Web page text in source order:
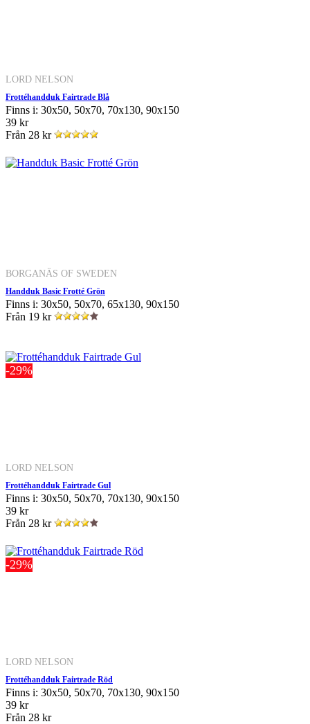
LORD NELSON
Frottéhandduk Fairtrade Blå
Finns i: 30x50, 50x70, 70x130, 90x150
39 kr
Från 28 kr
BORGANÄS OF SWEDEN
Handduk Basic Frotté Grön
Finns i: 30x50, 50x70, 65x130, 90x150
Från 19 kr
-29%
LORD NELSON
Frottéhandduk Fairtrade Gul
Finns i: 30x50, 50x70, 70x130, 90x150
39 kr
Från 28 kr
-29%
LORD NELSON
Frottéhandduk Fairtrade Röd
Finns i: 30x50, 50x70, 70x130, 90x150
39 kr
Från 28 kr